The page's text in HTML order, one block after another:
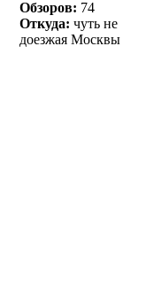
Обзоров: 74
Откуда: чуть не
доезжая Москвы